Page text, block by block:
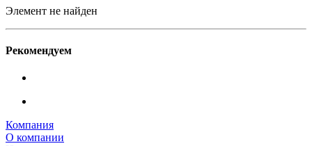
Элемент не найден
Рекомендуем
Компания
О компании